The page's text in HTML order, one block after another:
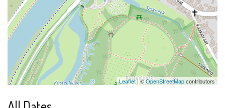
Leaflet| ©OpenStreetMapcontributors